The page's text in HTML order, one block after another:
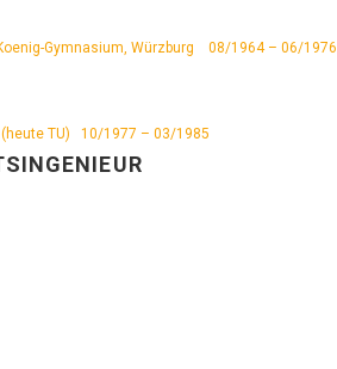
Gymnasium, Würzburg 08/1964 – 06/1976
TU) 10/1977 – 03/1985